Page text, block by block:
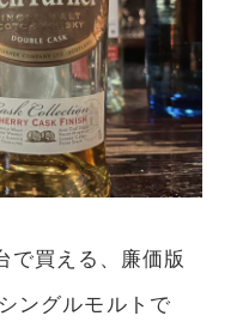
で買える、廉価版
ングルモルトで